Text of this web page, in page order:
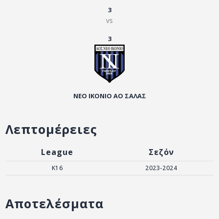
3
vs
3
ΝΕΟ ΙΚΟΝΙΟ ΑΟ ΣΑΛΑΣ
Λεπτομέρειες
League Σεζόν
K16 2023-2024
Αποτελέσματα